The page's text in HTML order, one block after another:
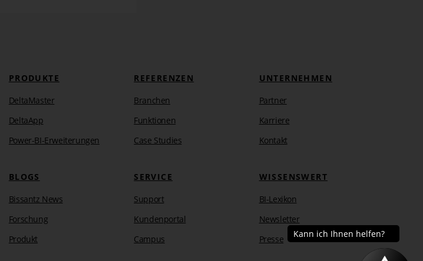
PRODUKTE
DeltaMaster
DeltaApp
Power-BI-Erweiterungen
BLOGS
Bissantz News
Forschung
Produkt
REFERENZEN
Branchen
Funktionen
Case Studies
SERVICE
Support
Kundenportal
Campus
UNTERNEHMEN
Partner
Karriere
Kontakt
WISSENSWERT
BI-Lexikon
Newsletter
Presse